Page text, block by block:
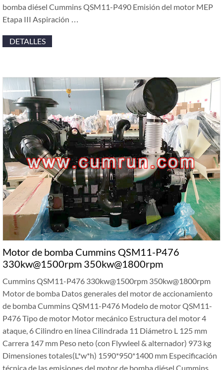
bomba diésel Cummins QSM11-P490 Emisión del motor MEP
Etapa III Aspiración …
DETALLES
Motor de bomba Cummins QSM11-P476
330kw@1500rpm 350kw@1800rpm
Cummins QSM11-P476 330kw@1500rpm 350kw@1800rpm
Motor de bomba Datos generales del motor de accionamiento
de bomba Cummins QSM11-P476 Modelo de motor QSM11-
P476 Tipo de motor Motor mecánico Estructura del motor 4
ataque, 6 Cilindro en línea Cilindrada 11 Diámetro L 125 mm
Carrera 147 mm Peso neto (con Flywleel & alternador) 973 kg
Dimensiones totales(L*w*h) 1590*950*1400 mm Especificación
técnica de las emisiones del motor de bomba diésel Cummins